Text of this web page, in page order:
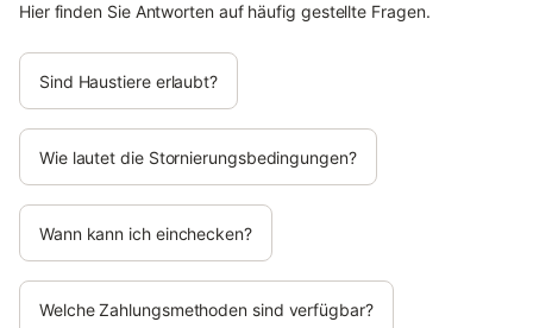
Hier finden Sie Antworten auf häufig gestellte Fragen.
Sind Haustiere erlaubt?
Wie lautet die Stornierungsbedingungen?
Wann kann ich einchecken?
Welche Zahlungsmethoden sind verfügbar?